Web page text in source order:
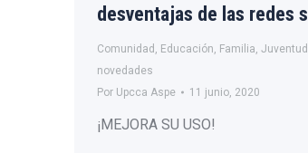
desventajas de las redes
Comunidad , Educación, Familia, Juventud
novedades
Por Upcca Aspe 11 junio, 2020
¡MEJORA SU USO!